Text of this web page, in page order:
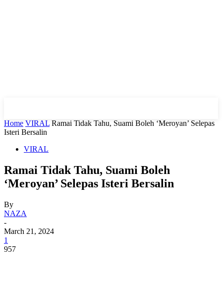
Home VIRAL Ramai Tidak Tahu, Suami Boleh ‘Meroyan’ Selepas
Isteri Bersalin
VIRAL
Ramai Tidak Tahu, Suami Boleh
‘Meroyan’ Selepas Isteri Bersalin
By
NAZA
-
March 21, 2024
1
957